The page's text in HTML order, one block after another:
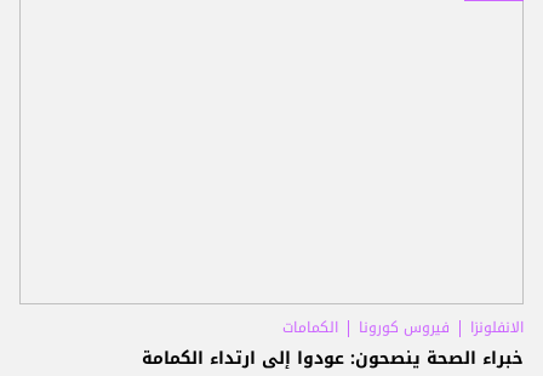
الانفلونزا فيروس كورونا الكمامات
خبراء الصحة ينصحون: عودوا إلى ارتداء الكمامة